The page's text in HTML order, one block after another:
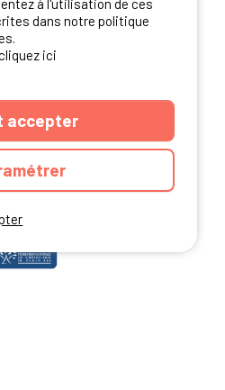
à l'utilisation de ces
dans notre politique
ici
accepter